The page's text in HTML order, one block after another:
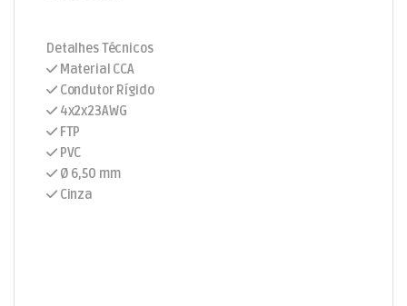
Detalhes Técnicos
Material CCA
Condutor Rígido
4x2x23AWG
FTP
PVC
Ø 6,50 mm
Cinza